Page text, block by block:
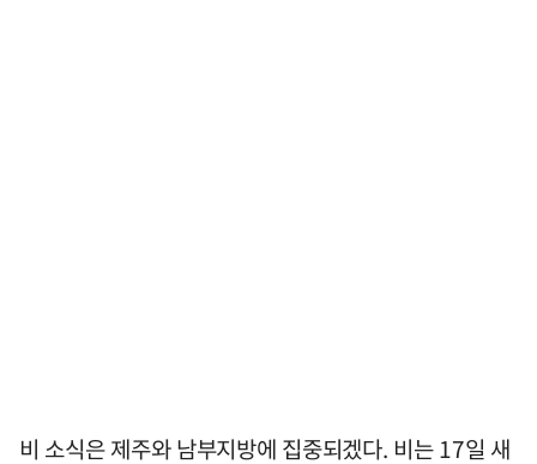
비 소식은 제주와 남부지방에 집중되겠다. 비는 17일 새